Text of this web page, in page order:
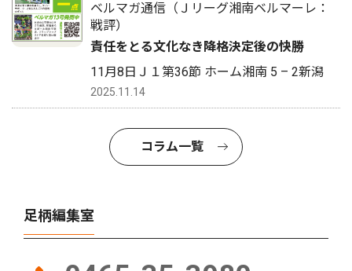
ベルマガ通信（Ｊリーグ湘南ベルマーレ：
戦評）
責任をとる文化なき降格決定後の快勝
11月8日Ｊ１第36節 ホーム湘南 5 – 2新潟
2025.11.14
コラム一覧
足柄編集室